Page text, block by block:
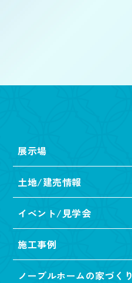
展示場
土地/建売情報
イベント/見学会
施工事例
ノーブルホームの家づくり